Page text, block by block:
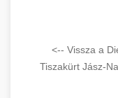
<-- Vissza a
Tiszakürt Jász-